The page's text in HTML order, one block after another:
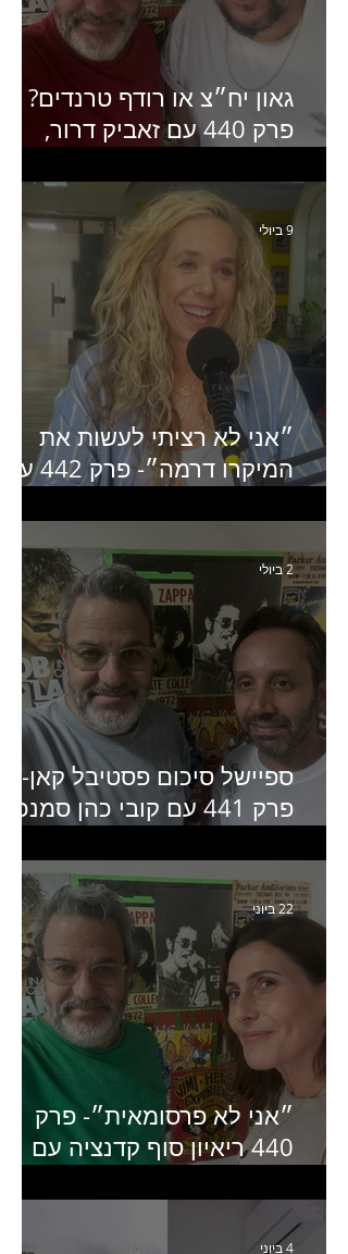
גאון יח״צ או רודף טרנדים?
פרק 440 עם זאביק דרור,
ותקשורת
״אני לא רציתי לעשות את
המיקרו דרמה״- פרק 442 עם
של יד2
9 ביולי
ספיישל סיכום פסטיבל קאן-
פרק 441 עם קובי כהן
2 ביולי
״אני לא פרסומאית״- פרק
440 ריאיון סוף קדנציה עם
מנכ״לית באומן בר ריבנאי
22 ביוני
4 ביוני